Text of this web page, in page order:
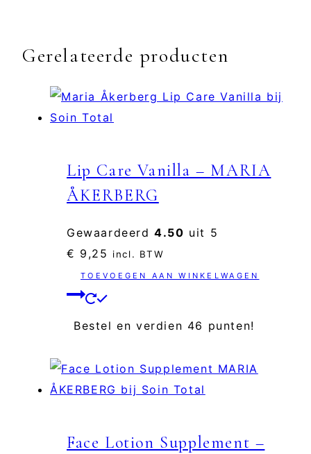
Gerelateerde producten
Lip Care Vanilla – MARIA
ÅKERBERG
Gewaardeerd4.50 uit 5
€ 9,25 incl. BTW
TOEVOEGEN AAN WINKELWAGEN
Bestel en verdien 46 punten!
Face Lotion Supplement –